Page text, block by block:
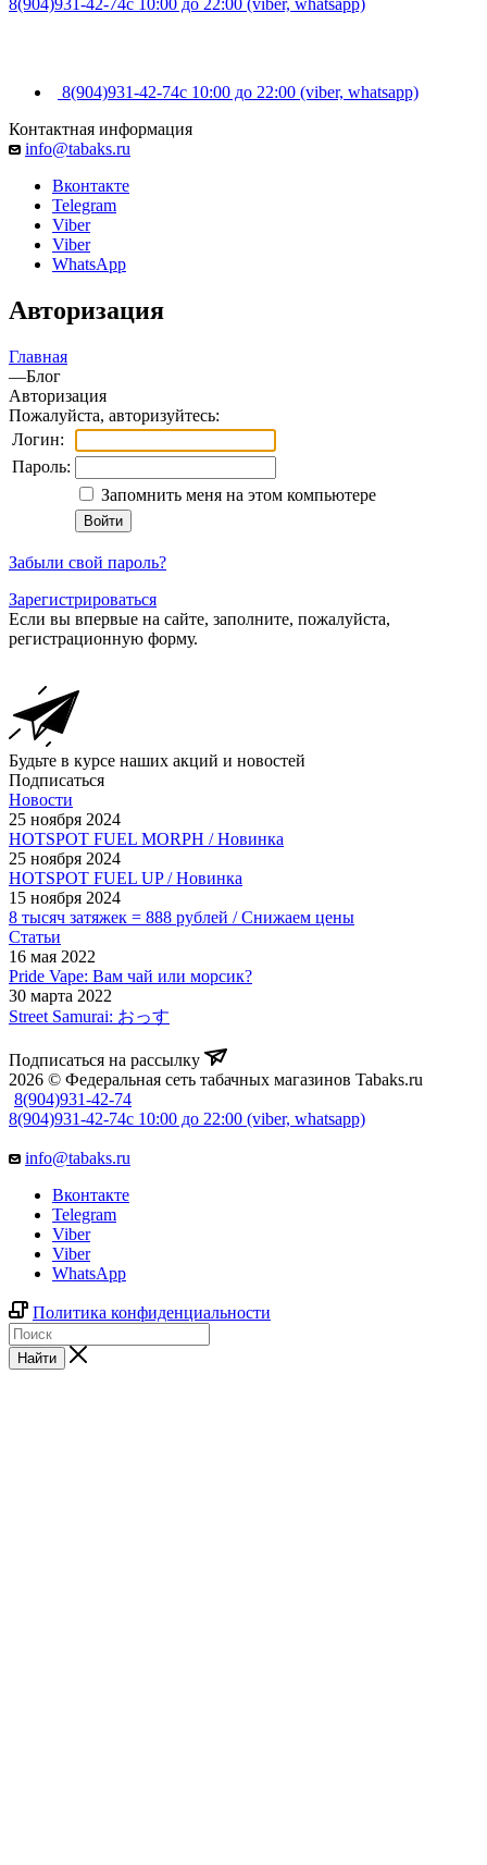
8(904)931-42-74с 10:00 до 22:00 (viber, whatsapp)
8(904)931-42-74с 10:00 до 22:00 (viber, whatsapp)
Контактная информация
info@tabaks.ru
Вконтакте
Telegram
Viber
Viber
WhatsApp
Авторизация
Главная
—Блог
Авторизация
Пожалуйста, авторизуйтесь:
Логин:
Пароль:
Запомнить меня на этом компьютере
Забыли свой пароль?
Зарегистрироваться
Если вы впервые на сайте, заполните, пожалуйста,
регистрационную форму.
Будьте в курсе наших акций и новостей
Подписаться
Новости
25 ноября 2024
HOTSPOT FUEL MORPH / Новинка
25 ноября 2024
HOTSPOT FUEL UP / Новинка
15 ноября 2024
8 тысяч затяжек = 888 рублей / Снижаем цены
Статьи
16 мая 2022
Pride Vape: Вам чай или морсик?
30 марта 2022
Street Samurai: おっす
Подписаться на рассылку
2026 © Федеральная сеть табачных магазинов Tabaks.ru
8(904)931-42-74
8(904)931-42-74с 10:00 до 22:00 (viber, whatsapp)
info@tabaks.ru
Вконтакте
Telegram
Viber
Viber
WhatsApp
Политика конфиденциальности
Найти